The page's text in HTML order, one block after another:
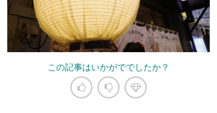
この記事はいかがででしたか？